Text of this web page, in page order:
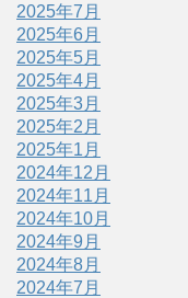
2025年7月
2025年6月
2025年5月
2025年4月
2025年3月
2025年2月
2025年1月
2024年12月
2024年11月
2024年10月
2024年9月
2024年8月
2024年7月